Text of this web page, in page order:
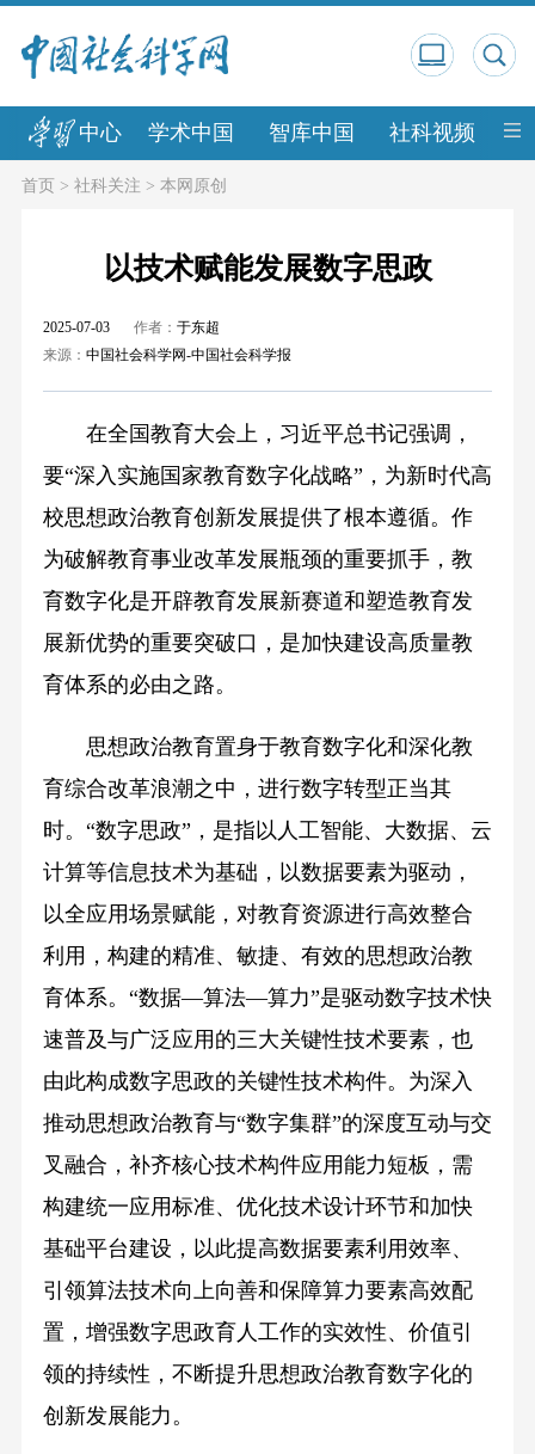
中心 学术中国 智库中国 社科视频 中
首页> 社科关注 > 本网原创
以技术赋能发展数字思政
2025-07-03 作者： 于东超
来源： 中国社会科学网-中国社会科学报
在全国教育大会上，习近平总书记强调，
要“深入实施国家教育数字化战略”，为新时代高
校思想政治教育创新发展提供了根本遵循。作
为破解教育事业改革发展瓶颈的重要抓手，教
育数字化是开辟教育发展新赛道和塑造教育发
展新优势的重要突破口，是加快建设高质量教
育体系的必由之路。
思想政治教育置身于教育数字化和深化教
育综合改革浪潮之中，进行数字转型正当其
时。“数字思政”，是指以人工智能、大数据、云
计算等信息技术为基础，以数据要素为驱动，
以全应用场景赋能，对教育资源进行高效整合
利用，构建的精准、敏捷、有效的思想政治教
育体系。“数据—算法—算力”是驱动数字技术快
速普及与广泛应用的三大关键性技术要素，也
由此构成数字思政的关键性技术构件。为深入
推动思想政治教育与“数字集群”的深度互动与交
叉融合，补齐核心技术构件应用能力短板，需
构建统一应用标准、优化技术设计环节和加快
基础平台建设，以此提高数据要素利用效率、
引领算法技术向上向善和保障算力要素高效配
置，增强数字思政育人工作的实效性、价值引
领的持续性，不断提升思想政治教育数字化的
创新发展能力。